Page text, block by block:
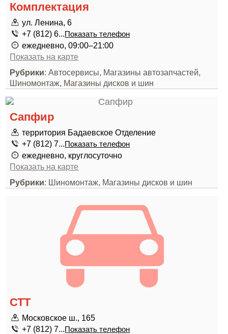
Комплектация
ул. Ленина, 6
+7 (812) 6...Показать телефон
ежедневно, 09:00–21:00
Показать на карте
Рубрики: Автосервисы, Магазины автозапчастей,
Шиномонтаж, Магазины дисков и шин
Сапфир
территория Бадаевское Отделение
+7 (812) 7...Показать телефон
ежедневно, круглосуточно
Показать на карте
Рубрики: Шиномонтаж, Магазины дисков и шин
СТТ
Московское ш., 165
+7 (812) 7...Показать телефон